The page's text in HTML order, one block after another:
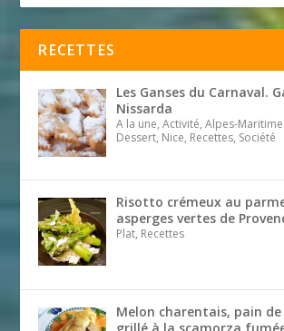
RECETTES
Les Ganses du Carnaval.
Nissarda
A la une, Activité, Alpes-
Dessert, Nice, Recettes, Société
Risotto crémeux au
asperges vertes de
Plat, Recettes
Melon charentais, pain